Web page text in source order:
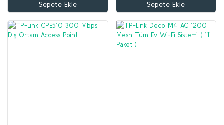
Sepete Ekle Sepete Ekle